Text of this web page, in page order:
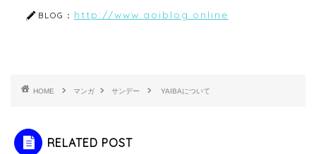
BLOG： http://www.aoiblog.online
HOME マンガ サンデー YAIBAについて
RELATED POST